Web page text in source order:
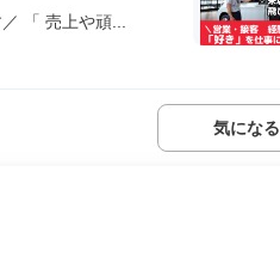
「 売上や頑...
気になる